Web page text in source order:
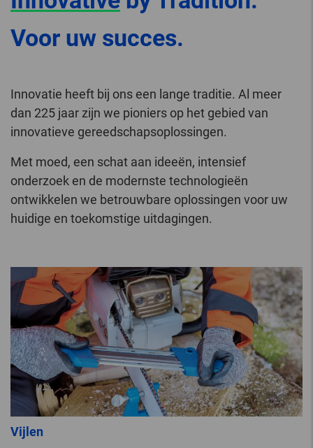
Voor uw succes.
Innovatie heeft bij ons een lange traditie. Al meer
dan 225 jaar zijn we pioniers op het gebied van
innovatieve gereedschapsoplossingen.
Met moed, een schat aan ideeën, intensief
onderzoek en de modernste technologieën
ontwikkelen we betrouwbare oplossingen voor uw
huidige en toekomstige uitdagingen.
Vijlen